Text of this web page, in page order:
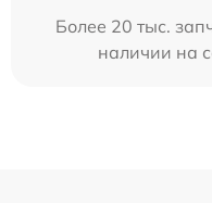
Более 20 тыс.
наличии на